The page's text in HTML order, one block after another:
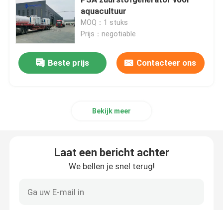
Membraan Stikstof Generator
PSA medische zuurstofgenerator
Industriële gasdroger
aquacultuur
MOQ：1 stuks
Prijs：negotiable
Beste prijs Contacteer ons
Bekijk meer
Laat een bericht achter
We bellen je snel terug!